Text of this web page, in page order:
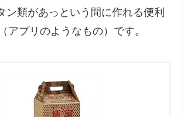
ン類があっという間に作れる便利
アプリのようなもの）です。